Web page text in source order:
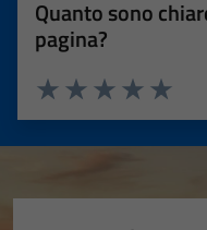
Quanto sono
pagina?
Valuta
Valuta 4
Valuta 3 stelle
Valuta 2 stelle su 5
Valuta 1 stelle su 5